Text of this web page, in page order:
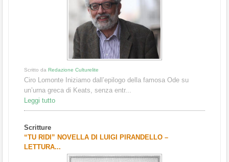
Scritto da Redazione Culturelite
Ciro Lomonte Iniziamo dall’epilogo della famosa Ode su
un’urna greca di Keats, senza entr...
Leggi tutto
Scritture
“TU RIDI” NOVELLA DI LUIGI PIRANDELLO –
LETTURA...